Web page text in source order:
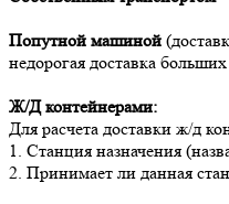
Попутной машиной
недорогая доставка
Ж/Д контейнерами:
Для расчета доставки ж/д
1. Станция назначения
2. Принимает ли данная